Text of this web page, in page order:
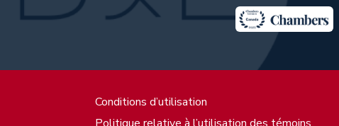
Conditions d’utilisation